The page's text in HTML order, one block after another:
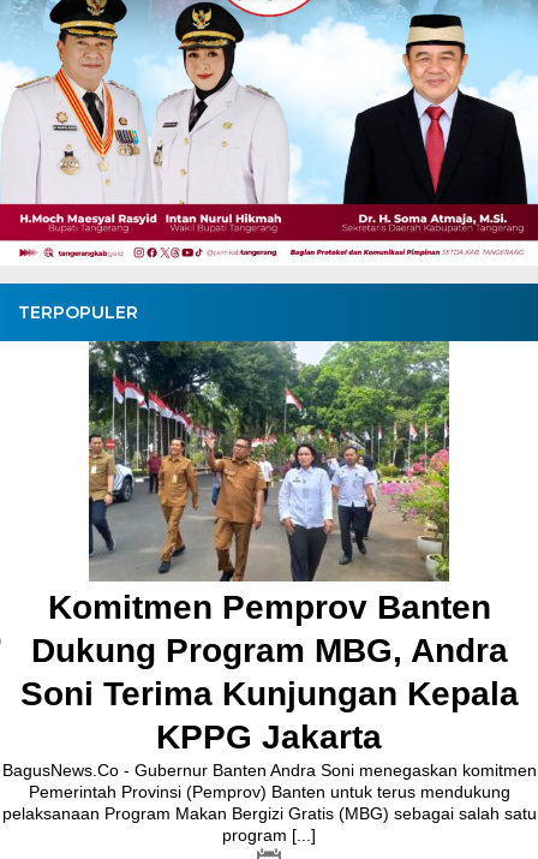
TERPOPULER
Pembangunan Jalan Ceplak–
Kronjo Sepanjang 11 Kilometer,
Bupati Tangerang: Awasi
Bersama
BagusNews.Co – Bupati Tangerang Moch. Maesyal Rasyid,
melakukan peletakan batu pertama (Groundbreaking) rekonstruksi
Agustus 2026.Pada acara tersebut, Bupati Maesyal [...]
3 hari ago